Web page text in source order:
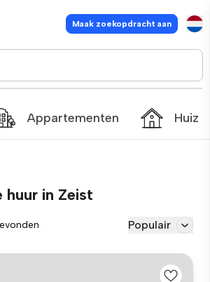
Maak zoekopdracht aan
Appartementen
huur in Zeist
Populair